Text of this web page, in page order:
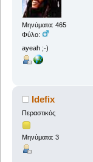
Μηνύματα: 465
Φύλο:
ayeah ;-)
Idefix
Περαστικός
Μηνύματα: 3